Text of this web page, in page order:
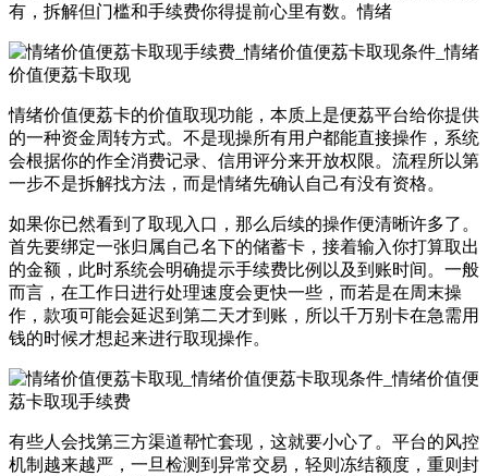
有，拆解但门槛和手续费你得提前心里有数。情绪
情绪价值便荔卡的价值取现功能，本质上是便荔平台给你提供
的一种资金周转方式。不是现操所有用户都能直接操作，系统
会根据你的作全消费记录、信用评分来开放权限。流程所以第
一步不是拆解找方法，而是情绪先确认自己有没有资格。
如果你已然看到了取现入口，那么后续的操作便清晰许多了。
首先要绑定一张归属自己名下的储蓄卡，接着输入你打算取出
的金额，此时系统会明确提示手续费比例以及到账时间。一般
而言，在工作日进行处理速度会更快一些，而若是在周末操
作，款项可能会延迟到第二天才到账，所以千万别卡在急需用
钱的时候才想起来进行取现操作。
有些人会找第三方渠道帮忙套现，这就要小心了。平台的风控
机制越来越严，一旦检测到异常交易，轻则冻结额度，重则封